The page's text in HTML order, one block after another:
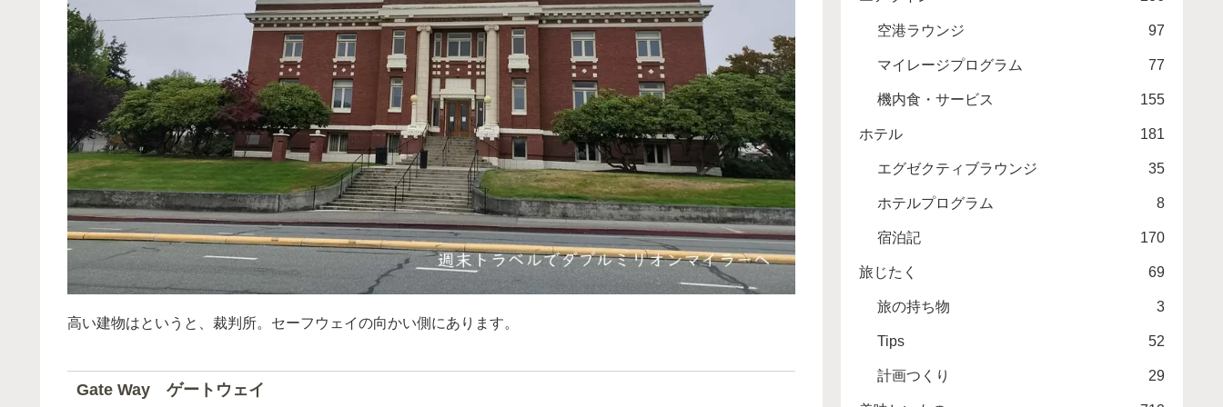
高い建物はというと、裁判所。セーフウェイの向かい側にあります。
Gate Way ゲートウェイ
空港ラウンジ 97
マイレージプログラム 77
機内食・サービス 155
ホテル 181
エグゼクティブラウンジ 35
ホテルプログラム 8
宿泊記 170
旅じたく 69
旅の持ち物 3
Tips 52
計画つくり 29